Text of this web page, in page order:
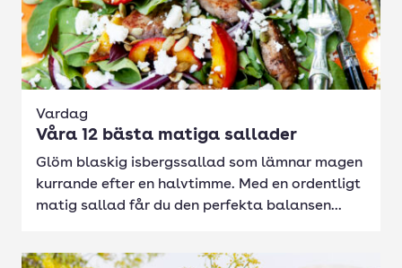
Vardag
Våra 12 bästa matiga sallader
Glöm blaskig isbergssallad som lämnar magen
kurrande efter en halvtimme. Med en ordentligt
matig sallad får du den perfekta balansen...